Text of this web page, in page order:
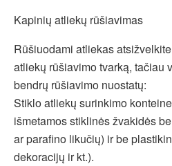
Kapinių atliekų rūšiavimas
Rūšiuodami atliekas
atliekų rūšiavimo tvarką, tačiau
bendrų rūšiavimo nuostatų:
Stiklo atliekų surinkimo
išmetamos stiklinės žvakidės
ar parafino likučių) ir be
dekoracijų ir kt.).